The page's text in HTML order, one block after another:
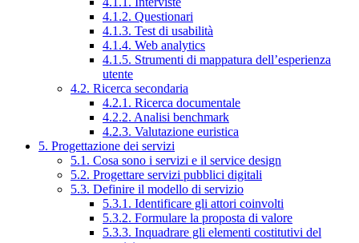
4.1.2. Questionari
4.1.3. Test di usabilità
4.1.4. Web analytics
4.1.5. Strumenti di mappatura dell’esperienza
utente
4.2. Ricerca secondaria
4.2.1. Ricerca documentale
4.2.2. Analisi benchmark
4.2.3. Valutazione euristica
5. Progettazione dei servizi
5.1. Cosa sono i servizi e il service design
5.2. Progettare servizi pubblici digitali
5.3. Definire il modello di servizio
5.3.1. Identificare gli attori coinvolti
5.3.2. Formulare la proposta di valore
5.3.3. Inquadrare gli elementi costitutivi del